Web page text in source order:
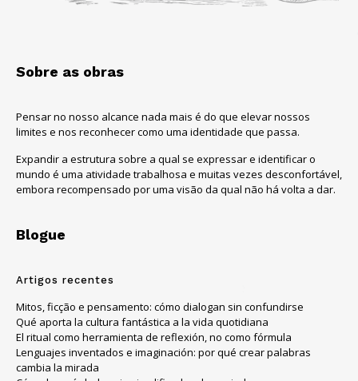
Sobre as obras
Pensar no nosso alcance nada mais é do que elevar nossos
limites e nos reconhecer como uma identidade que passa.
Expandir a estrutura sobre a qual se expressar e identificar o
mundo é uma atividade trabalhosa e muitas vezes desconfortável,
embora recompensado por uma visão da qual não há volta a dar.
Blogue
Artigos recentes
Mitos, ficção e pensamento: cómo dialogan sin confundirse
Qué aporta la cultura fantástica a la vida quotidiana
El ritual como herramienta de reflexión, no como fórmula
Lenguajes inventados e imaginación: por qué crear palabras
cambia la mirada